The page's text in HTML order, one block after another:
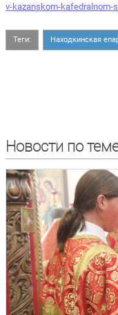
v-kazanskom-kafedralnom-
Теги: Находкинская
Новости по